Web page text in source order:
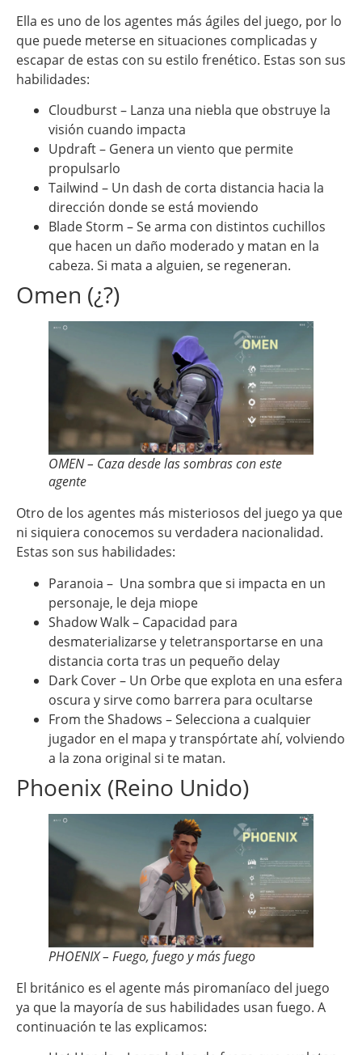
Ella es uno de los agentes más ágiles del juego, por lo
que puede meterse en situaciones complicadas y
escapar de estas con su estilo frenético. Estas son sus
habilidades:
Cloudburst – Lanza una niebla que obstruye la
visión cuando impacta
Updraft – Genera un viento que permite
propulsarlo
Tailwind – Un dash de corta distancia hacia la
dirección donde se está moviendo
Blade Storm – Se arma con distintos cuchillos
que hacen un daño moderado y matan en la
cabeza. Si mata a alguien, se regeneran.
Omen (¿?)
OMEN – Caza desde las sombras con este
agente
Otro de los agentes más misteriosos del juego ya que
ni siquiera conocemos su verdadera nacionalidad.
Estas son sus habilidades:
Paranoia – Una sombra que si impacta en un
personaje, le deja miope
Shadow Walk – Capacidad para
desmaterializarse y teletransportarse en una
distancia corta tras un pequeño delay
Dark Cover – Un Orbe que explota en una esfera
oscura y sirve como barrera para ocultarse
From the Shadows – Selecciona a cualquier
jugador en el mapa y transpórtate ahí, volviendo
a la zona original si te matan.
Phoenix (Reino Unido)
PHOENIX – Fuego, fuego y más fuego
El británico es el agente más piromaníaco del juego
ya que la mayoría de sus habilidades usan fuego. A
continuación te las explicamos: